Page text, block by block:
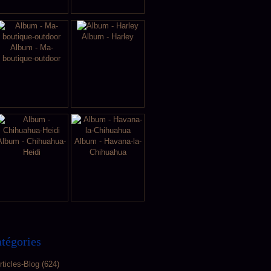
Album - Ma-
boutique-outdoor
Album - Harley
- Chihuahua-
Heidi
Album - Havana-la-
Chihuahua
Blog (624)